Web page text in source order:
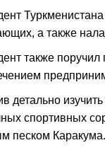
а также
также поручил
детально
спортивных
песком Каракума.